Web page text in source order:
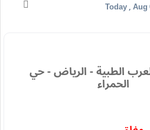
الطبية - الرياض - حي
الحمراء